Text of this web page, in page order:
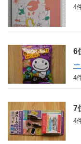
4
4
4